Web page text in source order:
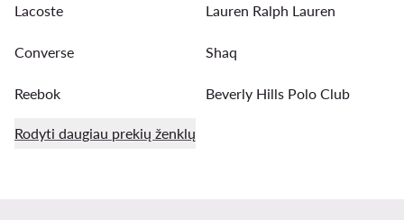
Lacoste Lauren Ralph Lauren
Converse Shaq
Reebok Beverly Hills Polo Club
Rodyti daugiau prekių ženklų